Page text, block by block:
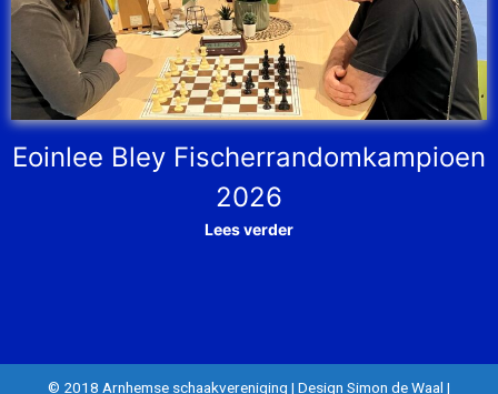
Eoinlee Bley Fischerrandomkampioen
2026
Lees verder
© 2018 Arnhemse schaakvereniging | Design Simon de Waal |